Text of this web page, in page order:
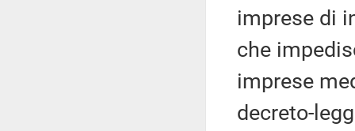
imprese di
che
imprese
decreto-